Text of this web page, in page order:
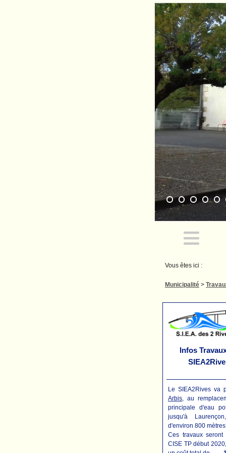
1 2 3 4 5
≡
Vous êtes ici :
Municipalité >
Infos
Le SIEA2Rives va
Arbis, au
principale d'eau
jusqu'à
d'environ 800
Ces travaux
CISE TP début